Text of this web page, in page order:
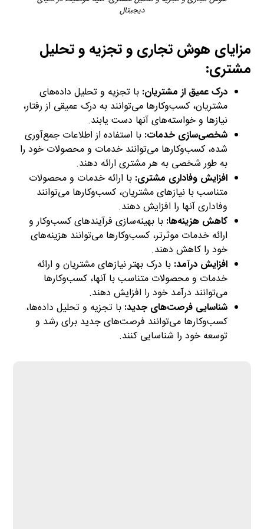
دیجیتال
مزایای هوش تجاری و تجزیه و تحلیل
مشتری:
درک عمیق از مشتریان: با تجزیه و تحلیل داده‌های
مشتریان، کسب‌وکارها می‌توانند به درک عمیقی از رفتار،
نیازها و خواسته‌های آنها دست یابند.
شخصی‌سازی خدمات: با استفاده از اطلاعات جمع‌آوری
شده، کسب‌وکارها می‌توانند خدمات و محصولات خود را
به طور شخصی به هر مشتری ارائه دهند.
افزایش وفاداری مشتری: با ارائه خدمات و محصولات
متناسب با نیازهای مشتریان، کسب‌وکارها می‌توانند
وفاداری آنها را افزایش دهند.
کاهش هزینه‌ها: با بهینه‌سازی فرآیندهای کسب‌وکار و
ارائه خدمات موثرتر، کسب‌وکارها می‌توانند هزینه‌های
خود را کاهش دهند.
افزایش درآمد: با درک بهتر نیازهای مشتریان و ارائه
خدمات و محصولات متناسب با آنها، کسب‌وکارها
می‌توانند درآمد خود را افزایش دهند.
شناسایی فرصت‌های جدید: با تجزیه و تحلیل داده‌ها،
کسب‌وکارها می‌توانند فرصت‌های جدید برای رشد و
توسعه خود را شناسایی کنند.